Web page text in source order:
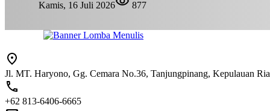
Kamis, 16 Juli 2026
877
Jl. MT. Haryono, Gg. Cemara No.36, Tanjungpinang, Kepulauan
+62 813-6406-6665